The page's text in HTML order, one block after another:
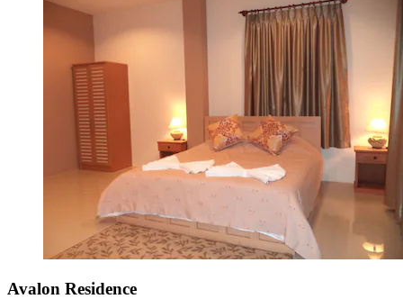
Avalon Residence